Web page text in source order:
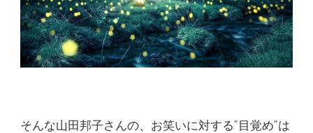
そんな山田邦子さんの、お笑いに対する”目覚め”は